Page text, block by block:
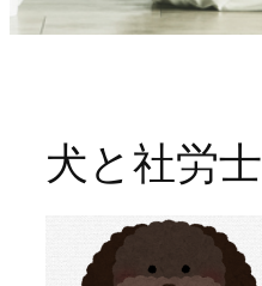
犬と社労士